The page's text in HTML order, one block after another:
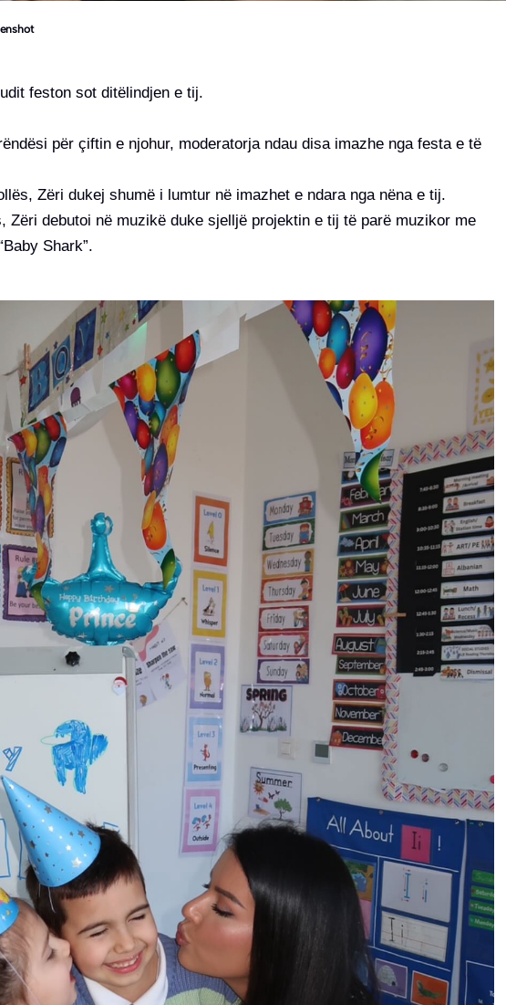
feston sot ditëlindjen e tij.
për çiftin e njohur, moderatorja ndau disa imazhe nga festa e të
Zëri dukej shumë i lumtur në imazhet e ndara nga nëna e tij.
Zëri debutoi në muzikë duke sjelljë projektin e tij të parë muzikor me
Shark”.